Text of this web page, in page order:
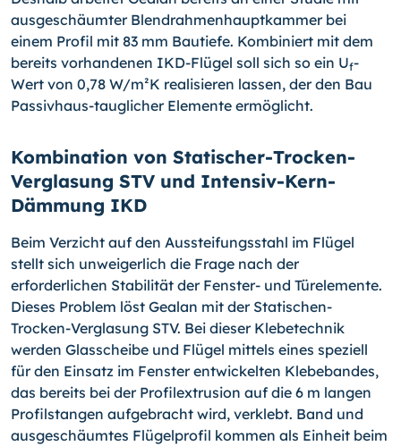
ausgeschäumter Blendrahmenhauptkammer bei
einem Profil mit 83 mm Bautiefe. Kombiniert mit dem
bereits vorhandenen IKD-Flü­gel soll sich so ein Uf-
Wert von 0,78 W/m²K realisieren lassen, der den Bau
Passiv­haus-tauglicher Elemente ermöglicht.
Kombination von Statischer-Trocken-
Verglasung STV und Intensiv-Kern-
Dämmung IKD
Beim Verzicht auf den Aussteifungsstahl im Flügel
stellt sich unweigerlich die Frage nach der
erforderlichen Stabilität der Fenster- und Türelemente.
Dieses Problem löst Gealan mit der Statischen-
Trocken-Verglasung STV. Bei dieser Klebetechnik
werden Glasscheibe und Flügel mittels eines speziell
für den Einsatz im Fenster entwickelten Klebebandes,
das bereits bei der Profilextrusion auf die 6 m langen
Profilstangen auf­gebracht wird, verklebt. Band und
ausgeschäumtes Flügelprofil kommen als Einheit beim